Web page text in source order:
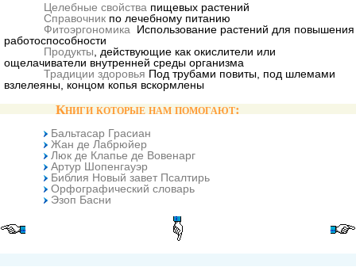
Целебные свойства пищевых растений
Справочник по лечебному питанию
Фитоэргономика Использование растений для повышения
работоспособности
Продукты , действующие как окислители или
ощелачиватели внутренней среды организма
Традиции здоровья Под трубами повиты, под шлемами
взлелеяны, концом копья вскормлены
Книги которые нам помогают:
Бальтасар Грасиан
Жан де Лабрюйер
Люк де Клапье де Вовенарг
Артур Шопенгауэр
Библия Новый завет Псалтирь
Орфографический словарь
Эзоп Басни